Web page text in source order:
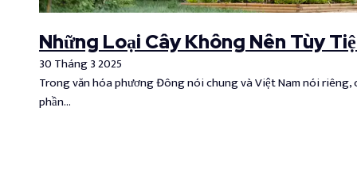
Những Loại Cây Không Nên Tùy
30 Tháng 3 2025
Trong văn hóa phương Đông nói chung và Việt Nam nói
phần…